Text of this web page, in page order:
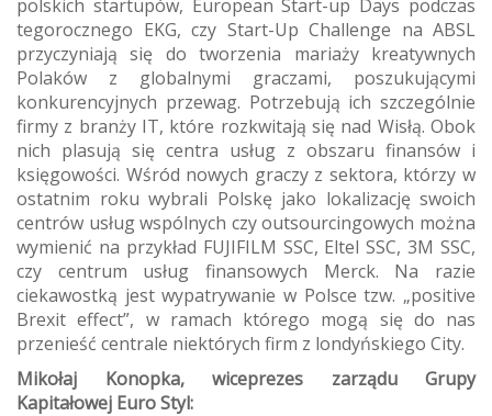
polskich startupów, European Start-up Days podczas
tegorocznego EKG, czy Start-Up Challenge na ABSL
przyczyniają się do tworzenia mariaży kreatywnych
Polaków z globalnymi graczami, poszukującymi
konkurencyjnych przewag. Potrzebują ich szczególnie
firmy z branży IT, które rozkwitają się nad Wisłą. Obok
nich plasują się centra usług z obszaru finansów i
księgowości. Wśród nowych graczy z sektora, którzy w
ostatnim roku wybrali Polskę jako lokalizację swoich
centrów usług wspólnych czy outsourcingowych można
wymienić na przykład FUJIFILM SSC, Eltel SSC, 3M SSC,
czy centrum usług finansowych Merck. Na razie
ciekawostką jest wypatrywanie w Polsce tzw. „positive
Brexit effect”, w ramach którego mogą się do nas
przenieść centrale niektórych firm z londyńskiego City.
Mikołaj Konopka, wiceprezes zarządu Grupy
Kapitałowej Euro Styl: